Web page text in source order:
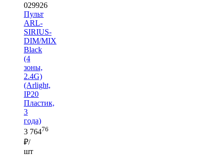
029926
Пульт
ARL-
SIRIUS-
DIM/MIX
Black
(4
зоны,
2.4G)
(Arlight,
IP20
Пластик,
3
года)
3 76476
₽/
шт